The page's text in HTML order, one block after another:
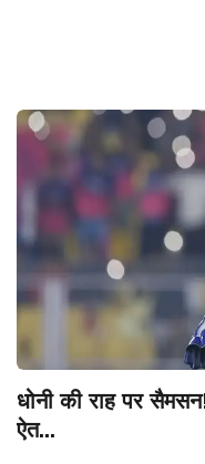
धोनी की राह पर
ऐत...